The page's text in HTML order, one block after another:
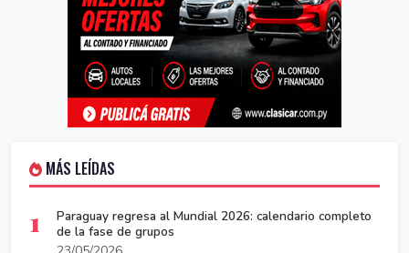
MÁS LEÍDAS
1
Paraguay regresa al Mundial 2026: calendario completo
de la fase de grupos